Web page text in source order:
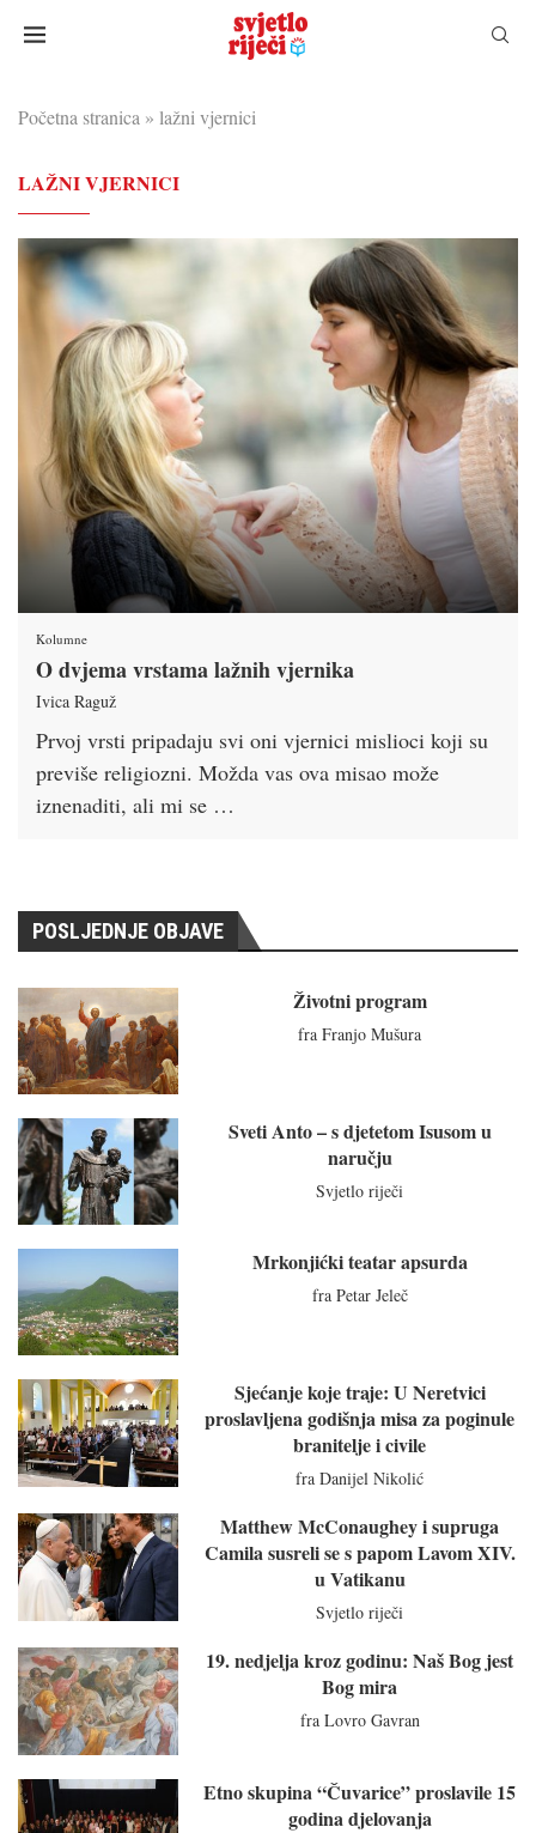
Početna stranica » lažni vjernici
LAŽNI VJERNICI
Kolumne
O dvjema vrstama lažnih vjernika
Ivica Raguž
Prvoj vrsti pripadaju svi oni vjernici mislioci koji su
previše religiozni. Možda vas ova misao može
iznenaditi, ali mi se …
POSLJEDNJE OBJAVE
Životni program
fra Franjo Mušura
Sveti Anto – s djetetom Isusom u
naručju
Svjetlo riječi
Mrkonjićki teatar apsurda
fra Petar Jeleč
Sjećanje koje traje: U Neretvici
proslavljena godišnja misa za poginule
branitelje i civile
fra Danijel Nikolić
Matthew McConaughey i supruga
Camila susreli se s papom Lavom XIV.
u Vatikanu
Svjetlo riječi
19. nedjelja kroz godinu: Naš Bog jest
Bog mira
fra Lovro Gavran
Etno skupina “Čuvarice” proslavile 15
godina djelovanja